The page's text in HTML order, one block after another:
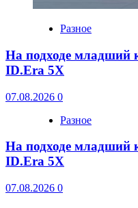
Разное
На подходе младший
ID.Era 5X
07.08.2026 0
Разное
На подходе младший
ID.Era 5X
07.08.2026 0